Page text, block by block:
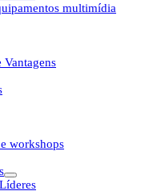
multimídia
Vantagens
workshops